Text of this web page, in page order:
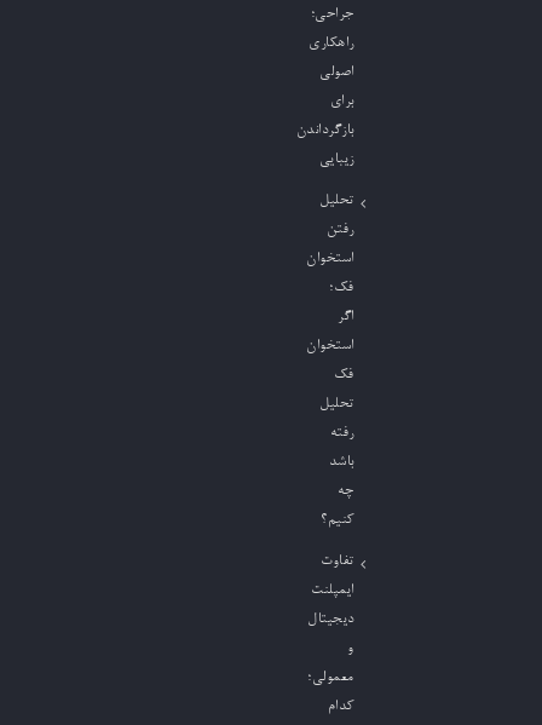
جراحی؛
راهکاری
اصولی
برای
بازگرداندن
زیبایی
تحلیل
رفتن
استخوان
فک؛
اگر
استخوان
فک
تحلیل
رفته
باشد
چه
کنیم؟
تفاوت
ایمپلنت
دیجیتال
و
معمولی؛
کدام